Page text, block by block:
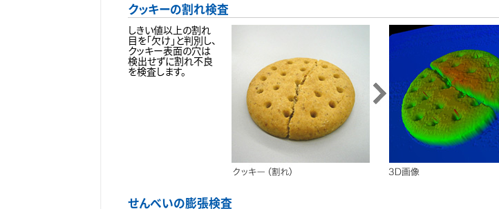
クッキーの割れ検査
しきい値以上の割れ
目を「欠け」と判別し、
クッキー表面の穴は
検出せずに割れ不良
を検査します。
せんべいの膨張検査